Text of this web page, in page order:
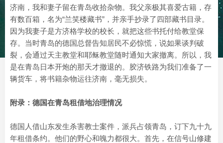
济南，我和妻子留在青岛收拾杂物。我父亲极其喜爱古籍，存
有数百箱，名为“兰笑楼藏书”，并亲手抄录了四部藏书目录。
因为我妻子是方济格学校的校长，就把这些书托付给教堂保
存。当时青岛的德国总督告知居民不必惊慌，说如果谈判破
裂，会通过天主教堂和耶稣教堂随时通知大家撤离。所以，我
是在青岛日本开炮的那天才撤退的。胶济铁路为我们准备了一
辆货车，将书籍杂物运往济南，毫无损失。
附录：德国在青岛租借地治理情况
德国人借山东发生杀害教士案件，派兵占领青岛，订下九十九
年租借条约。他们的野心和魄力都很大。首先，在信号山修建